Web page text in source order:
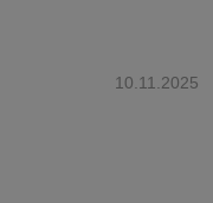
10.11.2025